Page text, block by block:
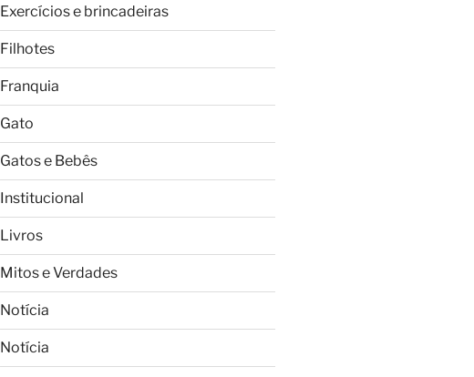
Exercícios e brincadeiras
Filhotes
Franquia
Gato
Gatos e Bebês
Institucional
Livros
Mitos e Verdades
Notícia
Notícia